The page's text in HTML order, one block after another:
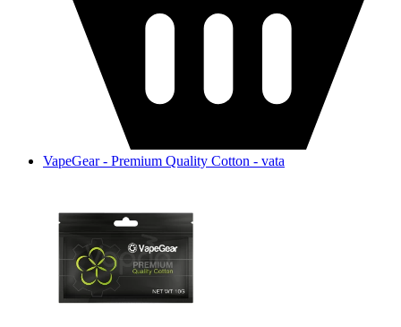
VapeGear - Premium Quality Cotton - vata